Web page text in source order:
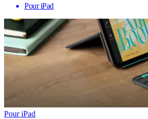
Pour iPad
Pour iPad